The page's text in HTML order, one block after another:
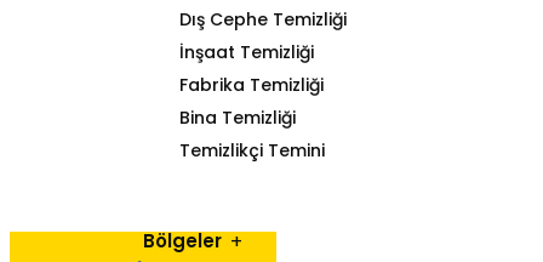
Dış Cephe Temizliği
İnşaat Temizliği
Fabrika Temizliği
Bina Temizliği
Temizlikçi Temini
Bölgeler